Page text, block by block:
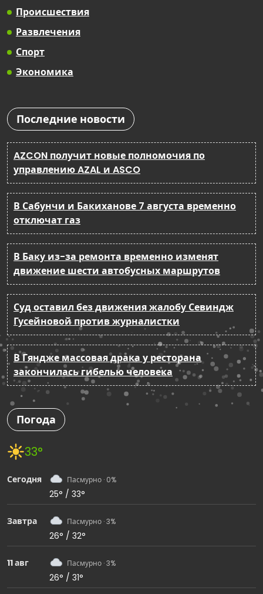
Происшествия
Развлечения
Спорт
Экономика
Последние новости
AZCON получит новые полномочия по
управлению AZAL и ASCO
В Сабунчи и Бакиханове 7 августа временно
отключат газ
В Баку из-за ремонта временно изменят
движение шести автобусных маршрутов
Суд оставил без движения жалобу Севиндж
Гусейновой против журналистки
В Гяндже массовая драка у ресторана
закончилась гибелью человека
Погода
33°
Сегодня Пасмурно · 0%
25° / 33°
Завтра Пасмурно · 3%
26° / 32°
11 авг Пасмурно · 3%
26° / 31°